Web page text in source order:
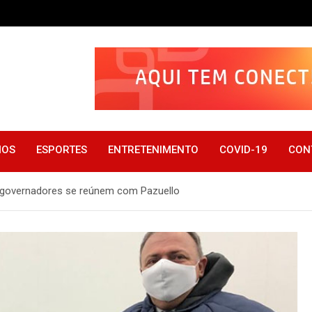
ESPORTES ENTRETENIMENTO COVID-19
se reúnem com Pazuello